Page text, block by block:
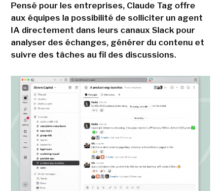
Pensé pour les entreprises, Claude Tag offre
aux équipes la possibilité de solliciter un agent
IA directement dans leurs canaux Slack pour
analyser des échanges, générer du contenu et
suivre des tâches au fil des discussions.